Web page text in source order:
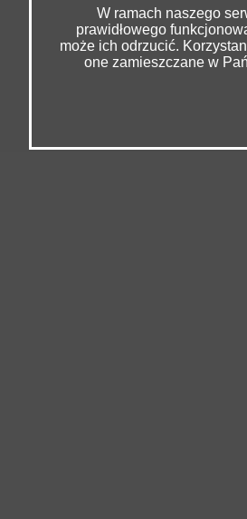
W ramach naszego
prawidłowego
może ich odrzucić.
one zamieszczane w